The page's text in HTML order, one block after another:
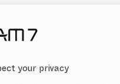
your privacy